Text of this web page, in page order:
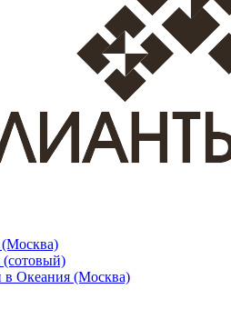
в Океания (Москва)